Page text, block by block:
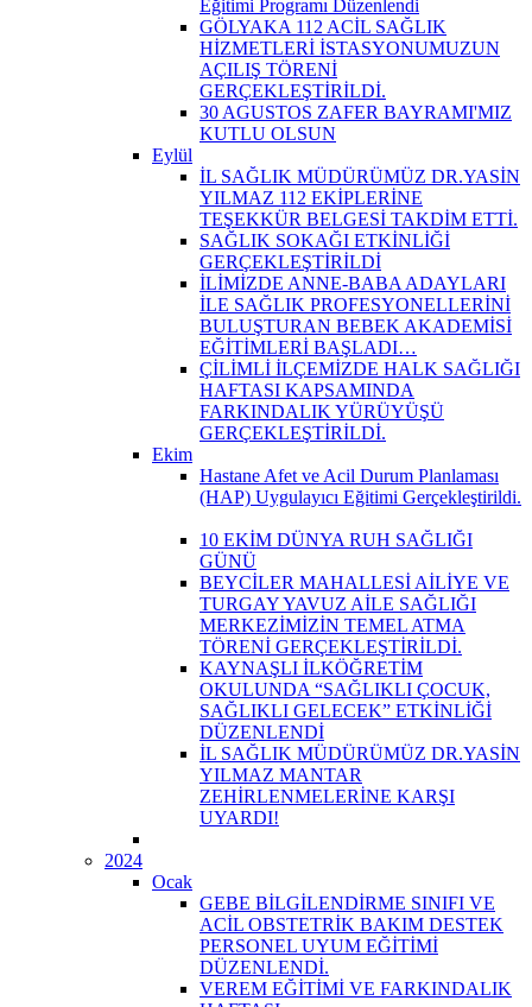
Eğitimi Programı Düzenlendi
GÖLYAKA 112 ACİL SAĞLIK
HİZMETLERİ İSTASYONUMUZUN
AÇILIŞ TÖRENİ
GERÇEKLEŞTİRİLDİ.
30 AGUSTOS ZAFER BAYRAMI'MIZ
KUTLU OLSUN
Eylül
İL SAĞLIK MÜDÜRÜMÜZ DR.YASİN
YILMAZ 112 EKİPLERİNE
TEŞEKKÜR BELGESİ TAKDİM ETTİ.
SAĞLIK SOKAĞI ETKİNLİĞİ
GERÇEKLEŞTİRİLDİ
İLİMİZDE ANNE-BABA ADAYLARI
İLE SAĞLIK PROFESYONELLERİNİ
BULUŞTURAN BEBEK AKADEMİSİ
EĞİTİMLERİ BAŞLADI…
ÇİLİMLİ İLÇEMİZDE HALK SAĞLIĞI
HAFTASI KAPSAMINDA
FARKINDALIK YÜRÜYÜŞÜ
GERÇEKLEŞTİRİLDİ.
Ekim
Hastane Afet ve Acil Durum Planlaması
(HAP) Uygulayıcı Eğitimi Gerçekleştirildi.
10 EKİM DÜNYA RUH SAĞLIĞI
GÜNÜ
BEYCİLER MAHALLESİ AİLİYE VE
TURGAY YAVUZ AİLE SAĞLIĞI
MERKEZİMİZİN TEMEL ATMA
TÖRENİ GERÇEKLEŞTİRİLDİ.
KAYNAŞLI İLKÖĞRETİM
OKULUNDA “SAĞLIKLI ÇOCUK,
SAĞLIKLI GELECEK” ETKİNLİĞİ
DÜZENLENDİ
İL SAĞLIK MÜDÜRÜMÜZ DR.YASİN
YILMAZ MANTAR
ZEHİRLENMELERİNE KARŞI
UYARDI!
2024
Ocak
GEBE BİLGİLENDİRME SINIFI VE
ACİL OBSTETRİK BAKIM DESTEK
PERSONEL UYUM EĞİTİMİ
DÜZENLENDİ.
VEREM EĞİTİMİ VE FARKINDALIK